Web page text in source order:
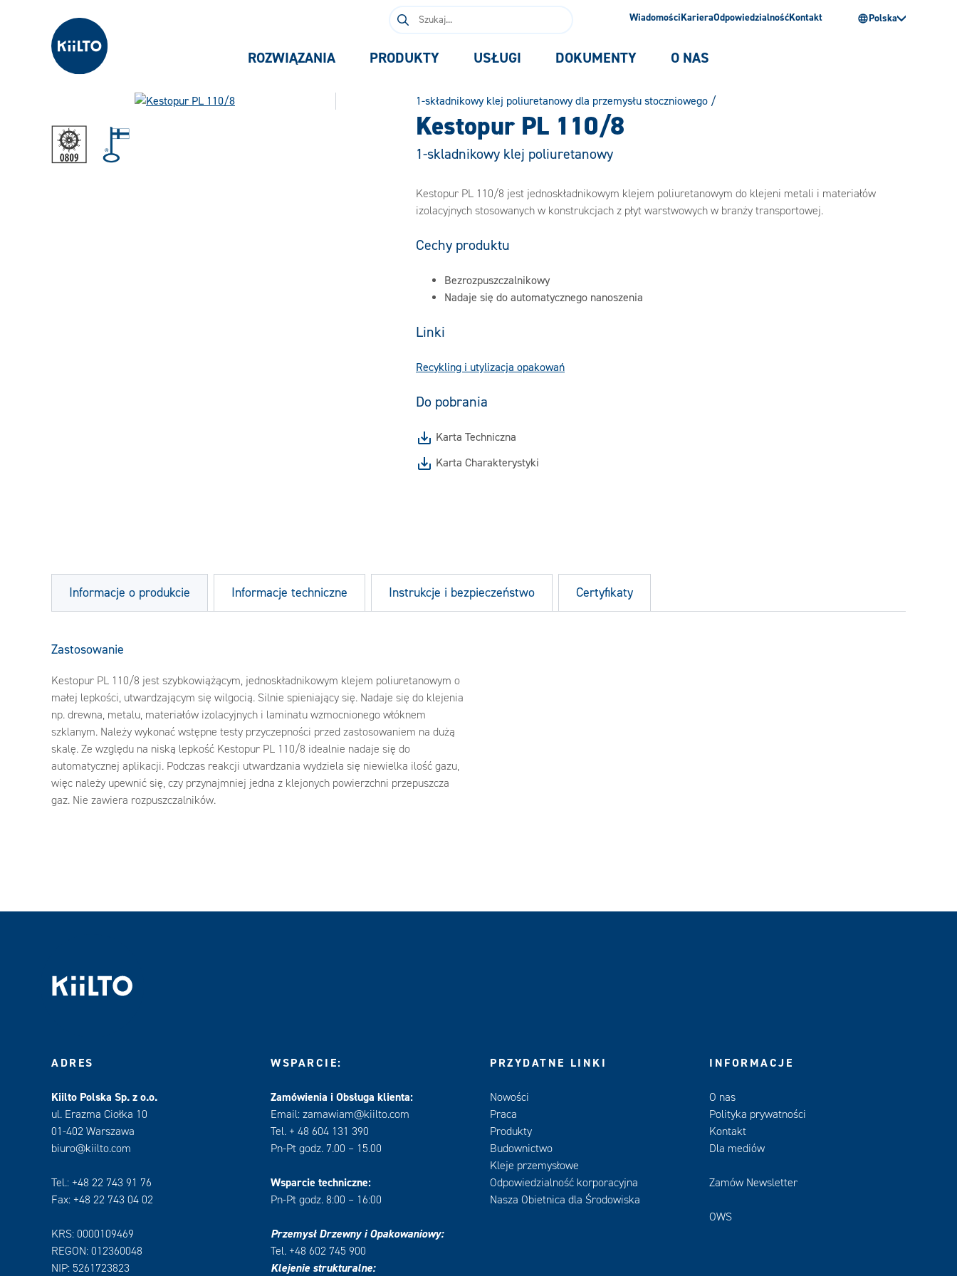
Kiilto Poland Szukaj: WiadomościKarieraOdpowiedzialnośćKontakt Polska
ROZWIĄZANIA PRODUKTY USŁUGI DOKUMENTY O NAS
1-składnikowy klej poliuretanowy dla przemysłu stoczniowego /
Kestopur PL 110/8
1-skladnikowy klej poliuretanowy
Kestopur PL 110/8 jest jednoskładnikowym klejem poliuretanowym do klejeni metali i materiałów
izolacyjnych stosowanych w konstrukcjach z płyt warstwowych w branży transportowej.
Cechy produktu
Bezrozpuszczalnikowy
Nadaje się do automatycznego nanoszenia
Linki
Recykling i utylizacja opakowań
Do pobrania
Karta Techniczna
Karta Charakterystyki
Informacje o produkcie
Zastosowanie
Kestopur PL 110/8 jest szybkowiążącym, jednoskładnikowym klejem poliuretanowym o
małej lepkości, utwardzającym się wilgocią. Silnie spieniający się. Nadaje się do klejenia
np. drewna, metalu, materiałów izolacyjnych i laminatu wzmocnionego włóknem
szklanym. Należy wykonać wstępne testy przyczepności przed zastosowaniem na dużą
skalę. Ze względu na niską lepkość Kestopur PL 110/8 idealnie nadaje się do
automatycznej aplikacji. Podczas reakcji utwardzania wydziela się niewielka ilość gazu,
więc należy upewnić się, czy przynajmniej jedna z klejonych powierzchni przepuszcza
gaz. Nie zawiera rozpuszczalników.
Informacje techniczne Instrukcje i bezpieczeństwo Certyfikaty
ADRES
Kiilto Polska Sp. z o.o.
ul. Erazma Ciołka 10
01-402 Warszawa
biuro@kiilto.com
Tel.: +48 22 743 91 76
Fax: +48 22 743 04 02
KRS: 0000109469
REGON: 012360048
NIP: 5261723823
WSPARCIE:
Zamówienia i Obsługa klienta:
Email: zamawiam@kiilto.com
Tel. + 48 604 131 390
Pn-Pt godz. 7.00 – 15.00
Wsparcie techniczne:
Pn-Pt godz. 8:00 – 16:00
Przemysł Drzewny i Opakowaniowy:
Tel. +48 602 745 900
Klejenie strukturalne:
PRZYDATNE LINKI
Nowości
Praca
Produkty
Budownictwo
Kleje przemysłowe
Odpowiedzialność korporacyjna
Nasza Obietnica dla Środowiska
INFORMACJE
O nas
Polityka prywatności
Kontakt
Dla mediów
Zamów Newsletter
OWS